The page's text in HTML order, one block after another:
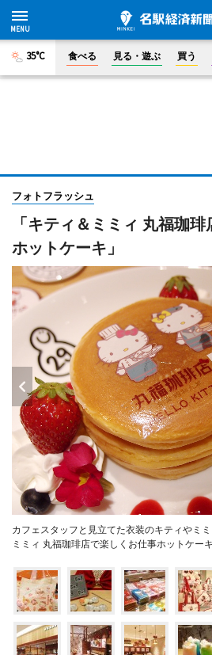
35°C 食べる 見る・遊ぶ 買う
フォトフラッシュ
「キティ＆ミミィ 丸福珈
ホットケーキ」
カフェスタッフと見立てた衣装のキティやミ
ミミィ 丸福珈琲店で楽しくお仕事ホットケーキ